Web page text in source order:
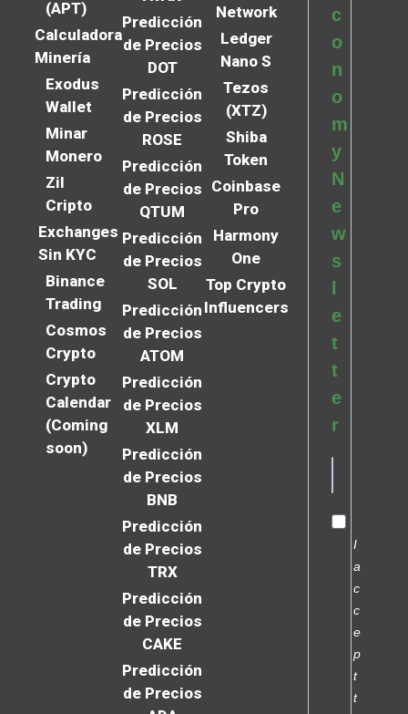
(APT)
Calculadora
Minería
Exodus
Wallet
Minar
Monero
Zil
Cripto
Exchanges
Sin KYC
Binance
Trading
Cosmos
Crypto
Crypto
Calendar
(Coming
soon)
Predicción
de Precios
DOT
Predicción
de Precios
ROSE
Predicción
de Precios
QTUM
Predicción
de Precios
SOL
Predicción
de Precios
ATOM
Predicción
de Precios
XLM
Predicción
de Precios
BNB
Predicción
de Precios
TRX
Predicción
de Precios
CAKE
Predicción
de Precios
Network
Ledger
Nano S
Tezos
(XTZ)
Shiba
Token
Coinbase
Pro
Harmony
One
Top Crypto
Influencers
c
o
n
o
m
y
N
e
w
s
e
t
t
e
r
I
a
c
c
e
p
t
t